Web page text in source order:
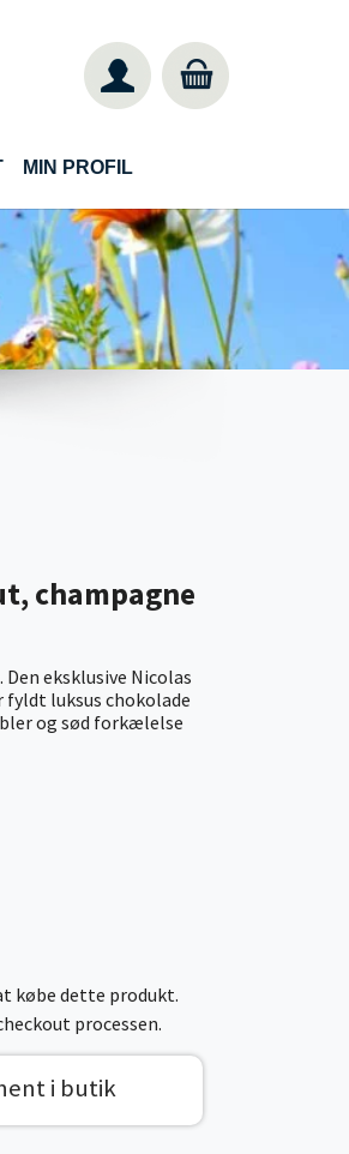
MIN PROFIL
champagne
eksklusive Nicolas
luksus chokolade
og sød forkælelse
købe dette produkt.
processen.
i butik